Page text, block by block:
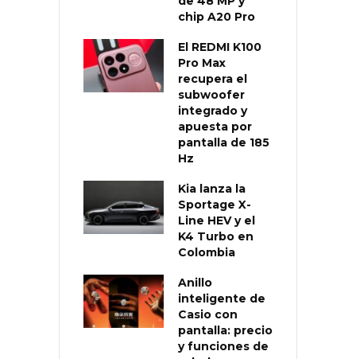
chip A20 Pro
El REDMI K100
Pro Max
recupera el
subwoofer
integrado y
apuesta por
pantalla de 185
Hz
Kia lanza la
Sportage X-
Line HEV y el
K4 Turbo en
Colombia
Anillo
inteligente de
Casio con
pantalla: precio
y funciones de